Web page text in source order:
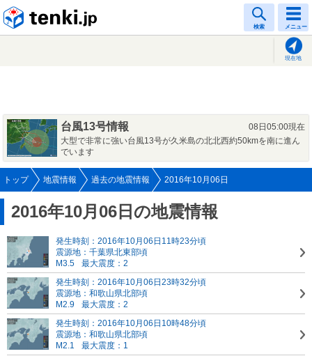
検索 メニュー
現在地
台風13号情報
08日05:00現在
大型で非常に強い台風13号が久米島の北北西約50kmを南に進ん
でいます
トップ 地震情報 過去の地震情報 2016年10月06日
2016年10月06日の地震情報
発生時刻：2016年10月06日11時23分頃
震源地：千葉県北東部頃
M3.5
最大震度：2
発生時刻：2016年10月06日23時32分頃
震源地：和歌山県北部頃
M2.9
最大震度：2
発生時刻：2016年10月06日10時48分頃
震源地：和歌山県北部頃
M2.1
最大震度：1